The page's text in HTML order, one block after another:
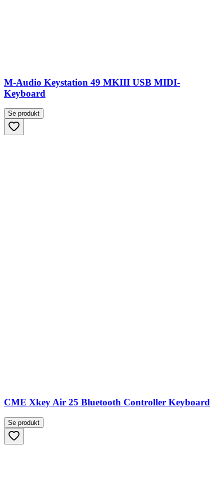
M-Audio Keystation 49 MKIII USB MIDI-
Keyboard
Se produkt
CME Xkey Air 25 Bluetooth Controller Keyboard
Se produkt